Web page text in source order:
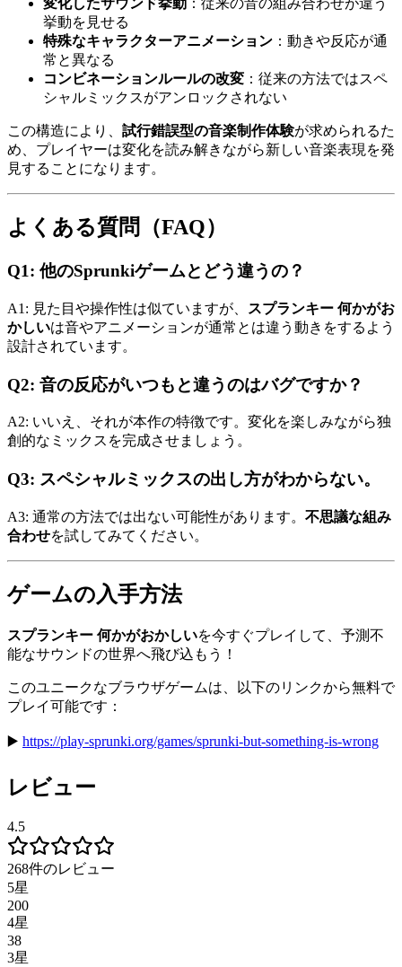
変化したサウンド挙動 ：従来の音の組み合わせが違う
挙動を見せる
特殊なキャラクターアニメーション ：動きや反応が通
常と異なる
コンビネーションルールの改変 ：従来の方法ではスペ
シャルミックスがアンロックされない
この構造により、 試行錯誤型の音楽制作体験が求められるた
め、プレイヤーは変化を読み解きながら新しい音楽表現を発
見することになります。
よくある質問（FAQ）
Q1: 他のSprunkiゲームとどう違うの？
A1: 見た目や操作性は似ていますが、
スプランキー 何かがお
かしいは音やアニメーションが通常とは違う動きをするよう
設計されています。
Q2: 音の反応がいつもと違うのはバグですか？
A2: いいえ、それが本作の特徴です。変化を楽しみながら独
創的なミックスを完成させましょう。
Q3: スペシャルミックスの出し方がわからない。
A3: 通常の方法では出ない可能性があります。 不思議な組み
合わせを試してみてください。
ゲームの入手方法
スプランキー 何かがおかしいを今すぐプレイして、予測不
能なサウンドの世界へ飛び込もう！
このユニークなブラウザゲームは、以下のリンクから無料で
プレイ可能です：
▶️ https://play-sprunki.org/games/sprunki-but-something-is-wrong
レビュー
4.5
268件のレビュー
5星
200
4星
38
3星